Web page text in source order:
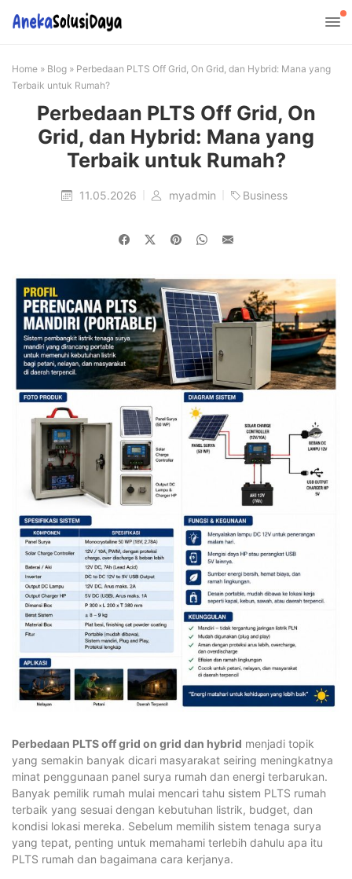
Home » Blog » Perbedaan PLTS Off Grid, On Grid, dan Hybrid: Mana yang
Terbaik untuk Rumah?
Perbedaan PLTS Off Grid, On
Grid, dan Hybrid: Mana yang
Terbaik untuk Rumah?
11.05.2026 myadmin Business
Perbedaan PLTS off grid on grid dan hybrid menjadi topik
yang semakin banyak dicari masyarakat seiring meningkatnya
minat penggunaan panel surya rumah dan energi terbarukan.
Banyak pemilik rumah mulai mencari tahu sistem PLTS rumah
terbaik yang sesuai dengan kebutuhan listrik, budget, dan
kondisi lokasi mereka. Sebelum memilih sistem tenaga surya
yang tepat, penting untuk memahami terlebih dahulu apa itu
PLTS rumah dan bagaimana cara kerjanya.